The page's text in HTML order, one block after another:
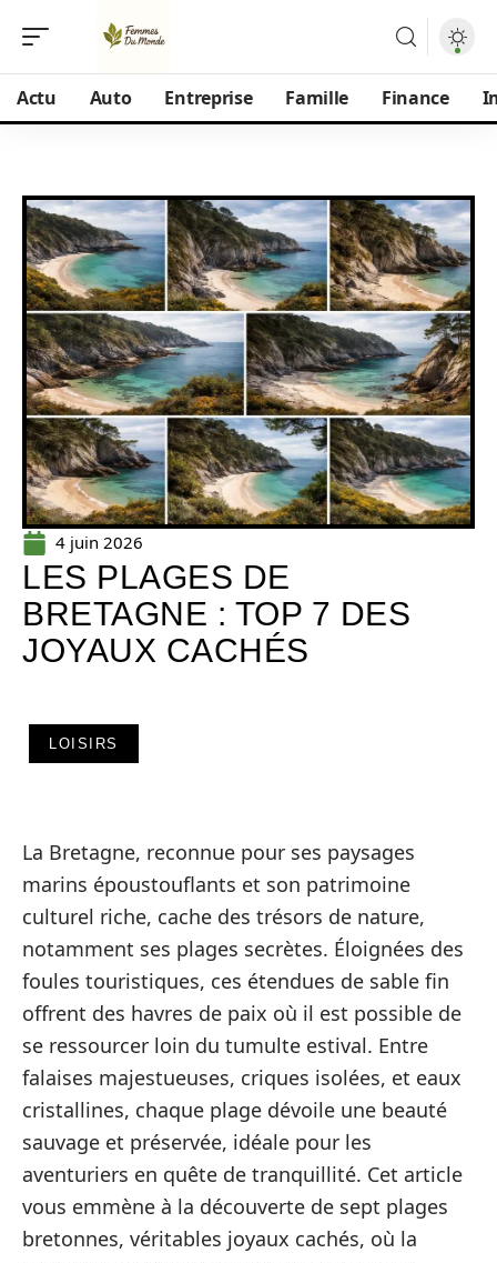
Actu Auto Entreprise Famille Finance
4 juin 2026
LES PLAGES DE
BRETAGNE : TOP 7 DES
JOYAUX CACHÉS
LOISIRS
La Bretagne, reconnue pour ses paysages
marins époustouflants et son patrimoine
culturel riche, cache des trésors de nature,
notamment ses plages secrètes. Éloignées des
foules touristiques, ces étendues de sable fin
offrent des havres de paix où il est possible de
se ressourcer loin du tumulte estival. Entre
falaises majestueuses, criques isolées, et eaux
cristallines, chaque plage dévoile une beauté
sauvage et préservée, idéale pour les
aventuriers en quête de tranquillité. Cet article
vous emmène à la découverte de sept plages
bretonnes, véritables joyaux cachés, où la